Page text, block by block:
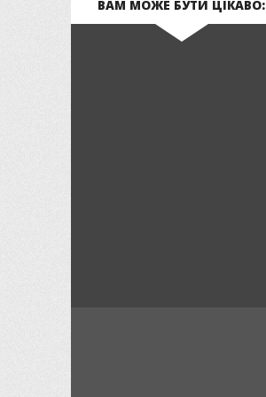
ВАМ МОЖЕ БУТИ ЦІКАВО: